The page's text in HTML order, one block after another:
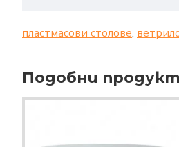
пластмасови столове,
Подобни